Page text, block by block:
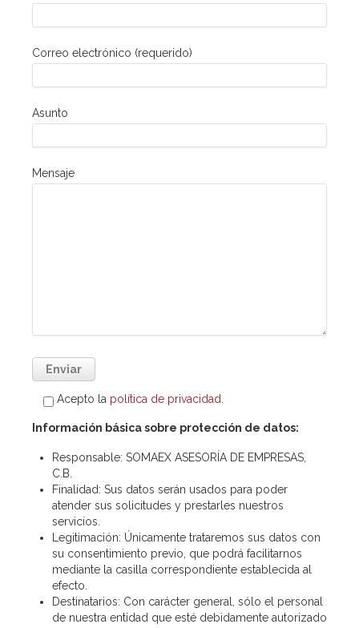
Correo electrónico (requerido)
Asunto
Mensaje
Acepto la política de privacidad.
Información básica sobre protección de datos:
Responsable: SOMAEX ASESORÍA DE EMPRESAS,
C.B.
Finalidad: Sus datos serán usados para poder
atender sus solicitudes y prestarles nuestros
servicios.
Legitimación: Únicamente trataremos sus datos con
su consentimiento previo, que podrá facilitarnos
mediante la casilla correspondiente establecida al
efecto.
Destinatarios: Con carácter general, sólo el personal
de nuestra entidad que esté debidamente autorizado